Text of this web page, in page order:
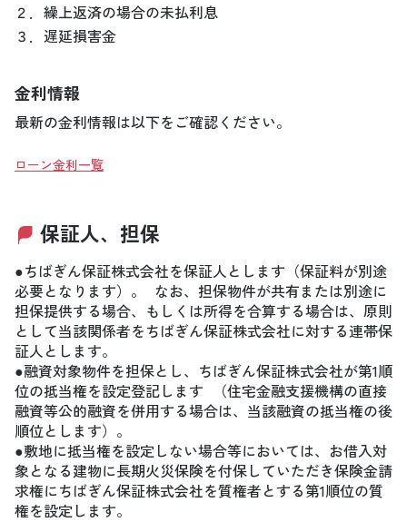
２． 繰上返済の場合の未払利息
３． 遅延損害金
金利情報
最新の金利情報は以下をご確認ください。
ローン金利一覧
保証人、担保
●ちばぎん保証株式会社を保証人とします（保証料が別途
必要となります）。 なお、担保物件が共有または別途に
担保提供する場合、もしくは所得を合算する場合は、原則
として当該関係者をちばぎん保証株式会社に対する連帯保
証人とします。
●融資対象物件を担保とし、ちばぎん保証株式会社が第1順
位の抵当権を設定登記します （住宅金融支援機構の直接
融資等公的融資を併用する場合は、当該融資の抵当権の後
順位とします）。
●敷地に抵当権を設定しない場合等においては、お借入対
象となる建物に長期火災保険を付保していただき保険金請
求権にちばぎん保証株式会社を質権者とする第1順位の質
権を設定します。